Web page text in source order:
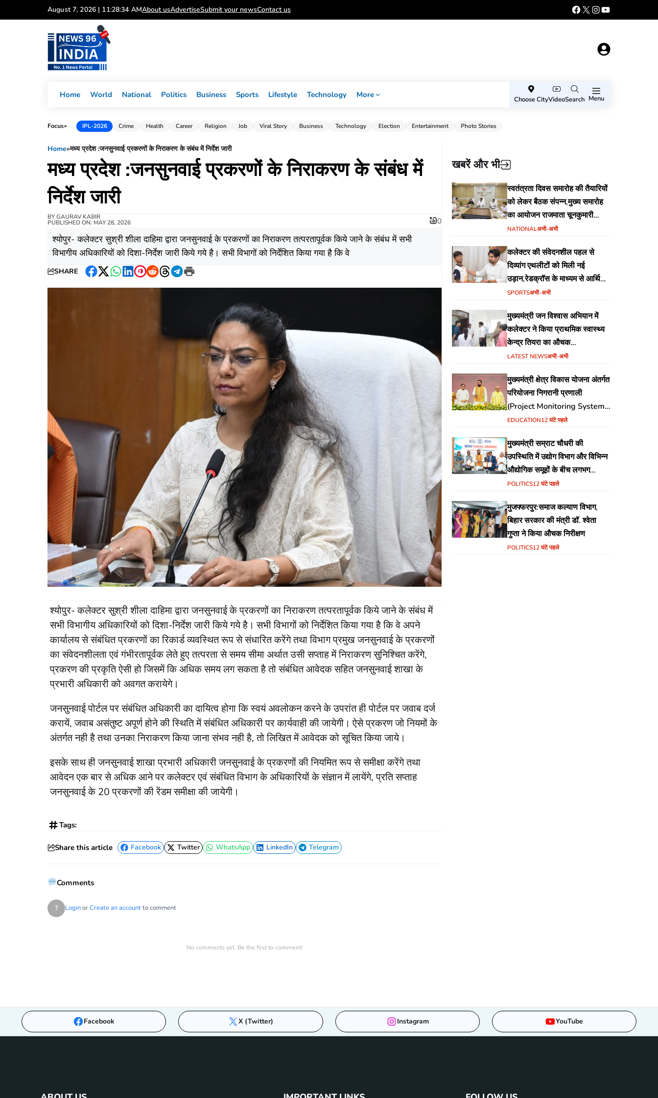
to
August 7, 2026 | 11:28:35 AMAbout usAdvertiseSubmit your newsContact us
Home World National Politics Business Sports Lifestyle Technology More
Choose CityVideoSearch Menu
Focus► IPL-2026 Crime Health Career Religion Job Viral Story Business Technology Election Entertainment Photo Stories
Home»मध्य प्रदेश :जनसुनवाई प्रकरणों के निराकरण के संबंध में निर्देश जारी
मध्य प्रदेश :जनसुनवाई प्रकरणों के निराकरण के संबंध में
निर्देश जारी
BYGAURAV KABIR
PUBLISHED ON: MAY 28, 2026 0
श्योपुर- कलेक्टर सुश्री शीला दाहिमा द्वारा जनसुनवाई के प्रकरणों का निराकरण तत्परतापूर्वक किये जाने के संबंध में सभी
विभागीय अधिकारियों को दिशा-निर्देश जारी किये गये है। सभी विभागों को निर्देशित किया गया है कि वे
SHARE
Facebook
Twitter
WhatsApp
LinkedIn
Pinterest
RedditThreads
Telegram
Print
श्योपुर- कलेक्टर सुश्री शीला दाहिमा द्वारा जनसुनवाई के प्रकरणों का निराकरण तत्परतापूर्वक किये जाने के संबंध में
सभी विभागीय अधिकारियों को दिशा-निर्देश जारी किये गये है। सभी विभागों को निर्देशित किया गया है कि वे अपने
कार्यालय से संबंधित प्रकरणों का रिकार्ड व्यवस्थित रूप से संधारित करेंगे तथा विभाग प्रमुख जनसुनवाई के प्रकरणों
का संवेदनशीलता एवं गंभीरतापूर्वक लेते हुए तत्परता से समय सीमा अर्थात उसी सप्ताह में निराकरण सुनिश्चित करेंगे,
प्रकरण की प्रकृति ऐसी हो जिसमें कि अधिक समय लग सकता है तो संबंधित आवेदक सहित जनसुनवाई शाखा के
प्रभारी अधिकारी को अवगत करायेगे।
जनसुनवाई पोर्टल पर संबंधित अधिकारी का दायित्व होगा कि स्वयं अवलोकन करने के उपरांत ही पोर्टल पर जवाब दर्ज
करायें, जवाब असंतुष्ट अपूर्ण होने की स्थिति में संबंधित अधिकारी पर कार्यवाही की जायेगी। ऐसे प्रकरण जो नियमों के
अंतर्गत नही है तथा उनका निराकरण किया जाना संभव नही है, तो लिखित में आवेदक को सूचित किया जाये।
इसके साथ ही जनसुनवाई शाखा प्रभारी अधिकारी जनसुनवाई के प्रकरणों की नियमित रूप से समीक्षा करेंगे तथा
आवेदन एक बार से अधिक आने पर कलेक्टर एवं संबंधित विभाग के अधिकारियों के संज्ञान में लायेंगे, प्रति सप्ताह
जनसुनवाई के 20 प्रकरणों की रेंडम समीक्षा की जायेगी।
Tags:
Share this article
Facebook
Facebook
Twitter
Twitter
WhatsApp
WhatsApp
LinkedIn
LinkedIn
Telegram
Telegram
Comments
? LoginorCreate an accountto comment
No comments yet. Be the first to comment!
खबरें और भी
स्वतंत्रता दिवस समारोह की तैयारियों
को लेकर बैठक संपन्न,मुख्य समारोह
का आयोजन राजमाता चूनकुमारी
स्टेडियम बैढ़न में होगा
NATIONALअभी-अभी
कलेक्टर की संवेदनशील पहल से
दिव्यांग एथलीटों को मिली नई
उड़ान,रेडक्रॉस के माध्यम से आर्थिक
सहायता व खेल सामग्री उपलब्ध,
SPORTSअभी-अभी
मुख्यमंत्री जन विश्वास अभियान में
कलेक्टर ने किया प्राथमिक स्वास्थ्य
केन्द्र तियरा का औचक
निरीक्षण,समयबद्ध एवं गुणवत्तापूर्ण
निर्देश
LATEST NEWSअभी-अभी
मुख्यमंत्री क्षेत्र विकास योजना अंतर्गत
परियोजना निगरानी प्रणाली
(Project Monitoring System)
वेब पोर्टल का शुभारंभ
EDUCATION12 घंटे पहले
मुख्यमंत्री सम्राट चौधरी की
उपस्थिति में उद्योग विभाग और विभिन्न
औद्योगिक समूहों के बीच लगभग
₹51,600 करोड़ के निवेश हेतु
POLITICS12 घंटे पहले
मुजफ्फरपुर:समाज कल्याण विभाग,
बिहार सरकार की मंत्री डॉ. श्वेता
गुप्ता ने किया औचक निरीक्षण
POLITICS12 घंटे पहले
Facebook X (Twitter) Instagram YouTube